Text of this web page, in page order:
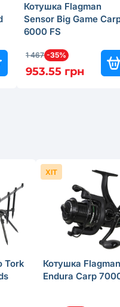
Котушка Flagman
Sensor Big Game
6000 FS
1 467 -35%
953.55 грн
Tork
Котушка Flagman
Endura Carp
ХІТ